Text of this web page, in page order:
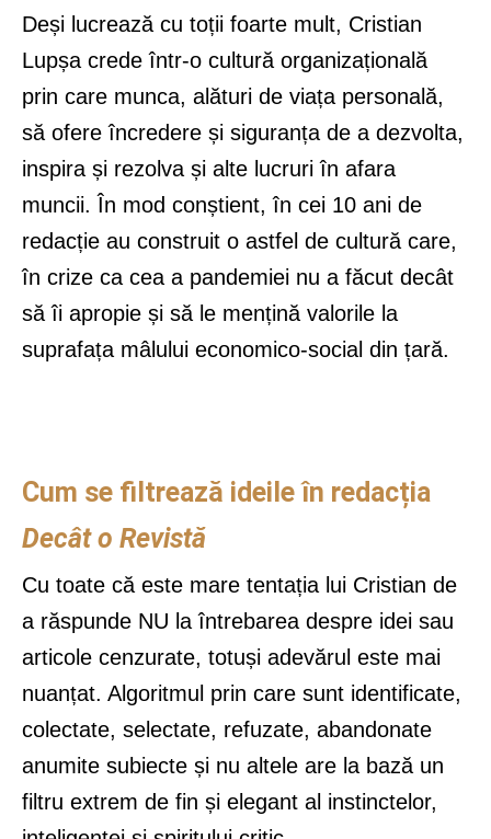
Deși lucrează cu toții foarte mult, Cristian
Lupșa crede într-o cultură organizațională
prin care munca, alături de viața personală,
să ofere încredere și siguranța de a dezvolta,
inspira și rezolva și alte lucruri în afara
muncii. În mod conștient, în cei 10 ani de
redacție au construit o astfel de cultură care,
în crize ca cea a pandemiei nu a făcut decât
să îi apropie și să le mențină valorile la
suprafața mâlului economico-social din țară.
Cum se filtrează ideile în redacția
Decât o Revistă
Cu toate că este mare tentația lui Cristian de
a răspunde NU la întrebarea despre idei sau
articole cenzurate, totuși adevărul este mai
nuanțat. Algoritmul prin care sunt identificate,
colectate, selectate, refuzate, abandonate
anumite subiecte și nu altele are la bază un
filtru extrem de fin și elegant al instinctelor,